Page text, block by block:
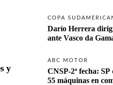
y
COPA
Darío Herrera
ABC MOTOR
CNSP-2ª fecha:
55 máquinas en